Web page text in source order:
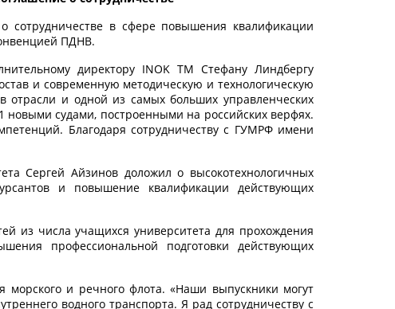
в сфере повышения квалификации
ПДНВ.
директору INOK TM Стефану Линдбергу
и современную методическую и технологическую
отрасли и одной из самых больших управленческих
судами, построенными на российских верфях.
Благодаря сотрудничеству с ГУМРФ имени
Сергей Айзинов доложил о высокотехнологичных
и повышение квалификации действующих
из числа учащихся университета для прохождения
профессиональной подготовки действующих
морского и речного флота. «Наши выпускники могут
водного транспорта. Я рад сотрудничеству с